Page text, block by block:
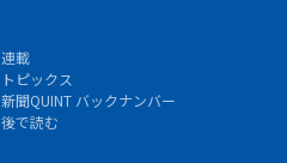
連載
トピックス
新聞QUINT バックナンバー
後で読む